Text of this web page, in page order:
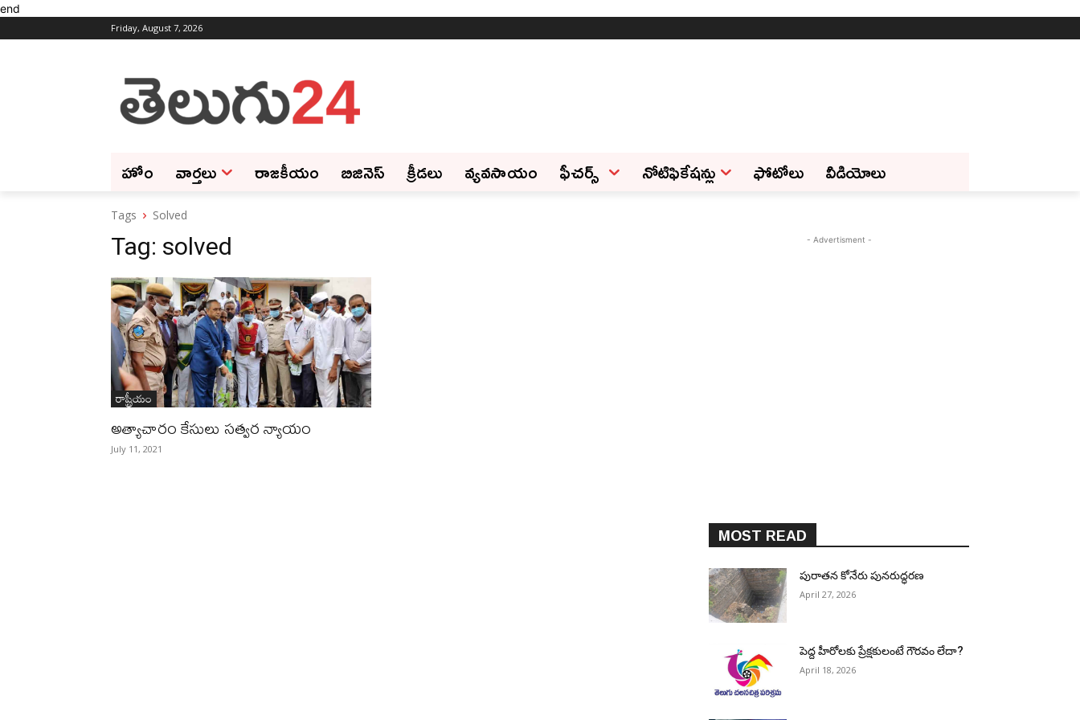
end
Friday, August 7, 2026
హోం వార్తలు రాజకీయం బిజినెస్‌ క్రీడలు వ్యవసాయం ఫీచ‌ర్స్ ‌ నోటిఫికేషన్లు ఫోటోలు వీడియోలు
Tags Solved
Tag: solved
రాష్ట్రీయం
అత్యాచారం కేసులు సత్వర న్యాయం
July 11, 2021
- Advertisment -
MOST READ
పురాత‌న కోనేరు పున‌రుద్ధ‌ర‌ణ
April 27, 2026
పెద్ద హీరోల‌కు ప్రేక్ష‌కులంటే గౌర‌వం లేదా?
April 18, 2026